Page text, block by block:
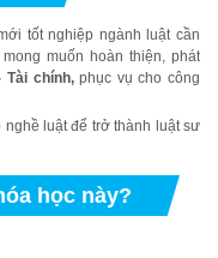
tốt nghiệp ngành luật cần
muốn hoàn thiện, phát
Tài chính,phục vụ cho công
luật để trở thành luật sư
học này?